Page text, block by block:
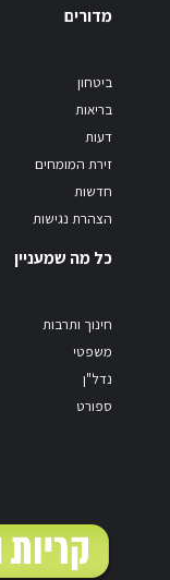
מדורים
ביטחון
בריאות
דעות
זירת המומחים
חדשות
הצהרת נגישות
כל מה שמעניין
חינוך ותרבות
משפטי
נדל"ן
ספורט